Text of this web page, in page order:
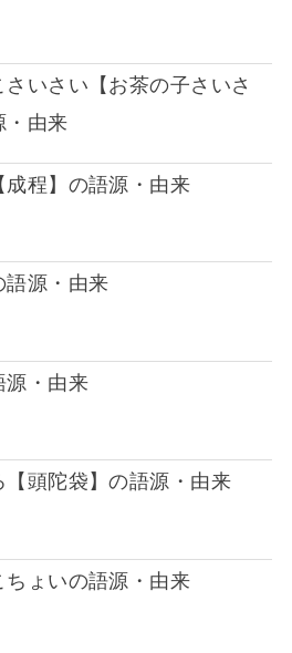
いさい【お茶の子さいさ
・由来
成程】の語源・由来
語源・由来
源・由来
頭陀袋】の語源・由来
ちょいの語源・由来